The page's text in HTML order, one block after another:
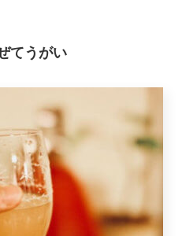
てうがい